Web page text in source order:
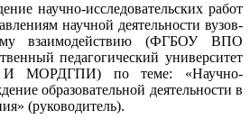
научно-исследовательских работ
научной деятельности вузов-
взаимодействию (ФГБОУ ВПО
педагогический университет
И МОРДГПИ) по теме: «Научно-
образовательной деятельности в
(руководитель).